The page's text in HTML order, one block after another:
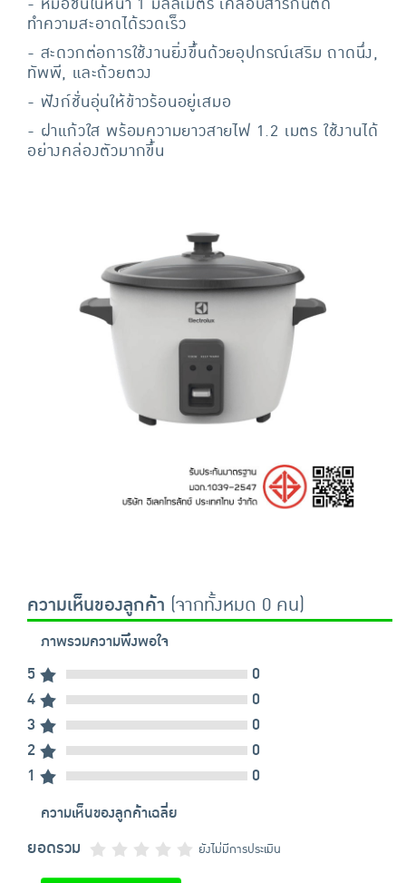
- หม้อชั้นในหนา 1 มิลลิเมตร เคลือบสารกันติด
ทำความสะอาดได้รวดเร็ว
- สะดวกต่อการใช้งานยิ่งขึ้นด้วยอุปกรณ์เสริม ถาดนึ่ง,
ทัพพี, และถ้วยตวง
- ฟังก์ชั่นอุ่นให้ข้าวร้อนอยู่เสมอ
- ฝาแก้วใส พร้อมความยาวสายไฟ 1.2 เมตร ใช้งานได้
อย่างคล่องตัวมากขึ้น
ความเห็นของลูกค้า (จากทั้งหมด 0 คน)
ภาพรวมความพึงพอใจ
5
0
4
0
3
0
2
0
1
0
ความเห็นของลูกค้าเฉลี่ย
ยอดรวม ยังไม่มีการประเมิน